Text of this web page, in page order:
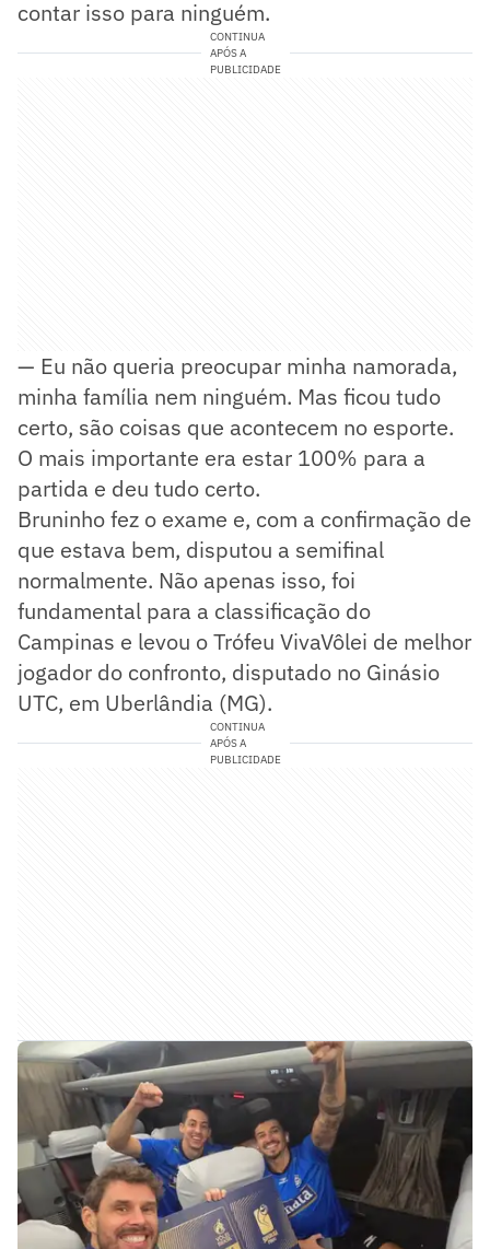
contar isso para ninguém.
CONTINUA
APÓS A
PUBLICIDADE
— Eu não queria preocupar minha namorada,
minha família nem ninguém. Mas ficou tudo
certo, são coisas que acontecem no esporte.
O mais importante era estar 100% para a
partida e deu tudo certo.
Bruninho fez o exame e, com a confirmação de
que estava bem, disputou a semifinal
normalmente. Não apenas isso, foi
fundamental para a classificação do
Campinas e levou o Trófeu VivaVôlei de melhor
jogador do confronto, disputado no Ginásio
UTC, em Uberlândia (MG).
CONTINUA
APÓS A
PUBLICIDADE